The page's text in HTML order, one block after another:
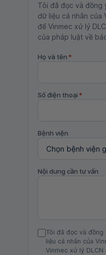
Tôi đã đọc và đồng
dữ liệu cá nhân của
để Vinmec xử lý
của pháp luật về
Họ và tên *
Số điện thoại *
Bệnh viện
Nội dung cần tư vấn
Tôi đã đọc và
liệu cá nhân của
Vinmec xử lý